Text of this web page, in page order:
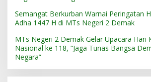
Semangat Berkurban Warnai Peringatan
Adha 1447 H di MTs Negeri 2 Demak
MTs Negeri 2 Demak Gelar Upacara Hari
Nasional ke 118, “Jaga Tunas Bangsa
Negara”